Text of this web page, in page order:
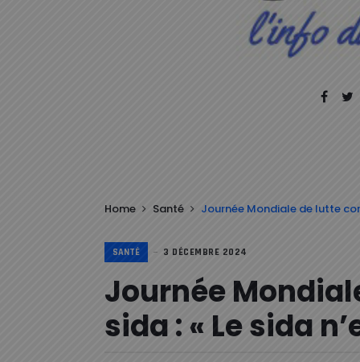
Home Santé Journée Mondiale de lutte
SANTÉ 3 DÉCEMBRE 2024
Journée
sida : « Le sida